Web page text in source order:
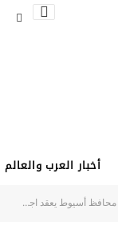
أخبار العرب والعالم
محافظ أسيوط يعقد اجتماعا مع مسئولي الجمعيات الأهلية لبحث تطوير منظومة النظافة والجمع المنزلي والقضاء على ظاهرة “النباشين والفريزة